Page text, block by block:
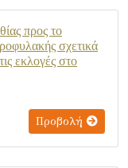
προς το
σχετικά
εκλογές στο
Προβολή